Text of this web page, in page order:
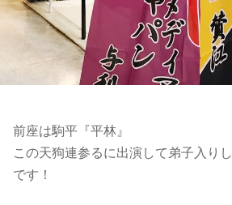
前座は駒平『平林』
この天狗連参るに出演して弟子入り
です！